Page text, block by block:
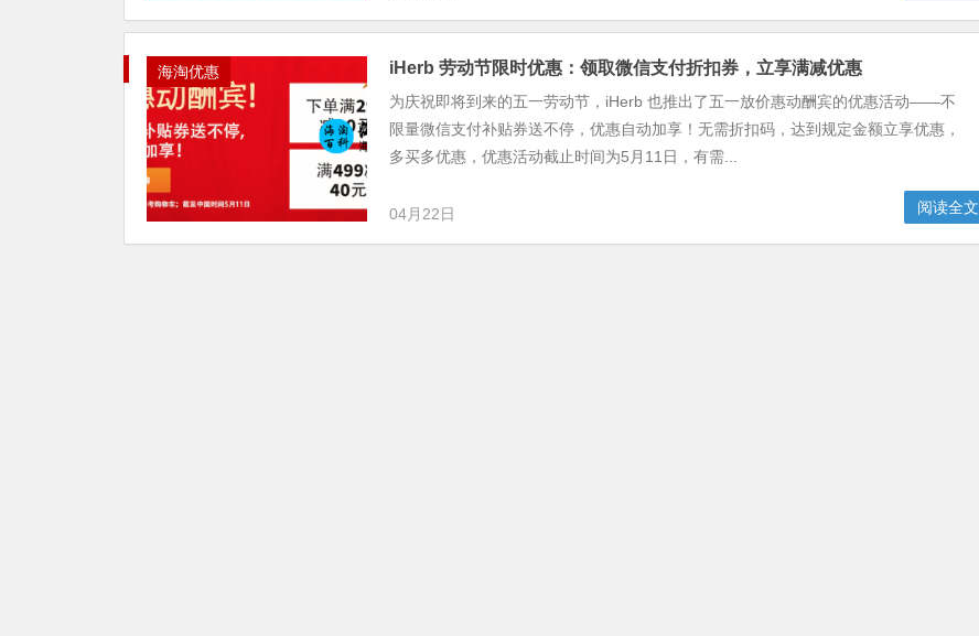
海淘优惠 iHerb 劳动节限时优惠：领取微信支付折扣券，立享满减优惠
为庆祝即将到来的五一劳动节，iHerb 也推出了五一放价惠动酬宾的优惠活动——不
限量微信支付补贴券送不停，优惠自动加享！无需折扣码，达到规定金额立享优惠，
多买多优惠，优惠活动截止时间为5月11日，有需...
04月22日 阅读全文